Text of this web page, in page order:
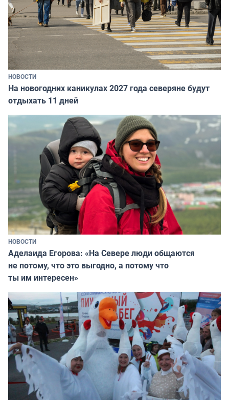
НОВОСТИ
На новогодних каникулах 2027 года северяне будут
отдыхать 11 дней
НОВОСТИ
Аделаида Егорова: «На Севере люди общаются
не потому, что это выгодно, а потому что
ты им интересен»